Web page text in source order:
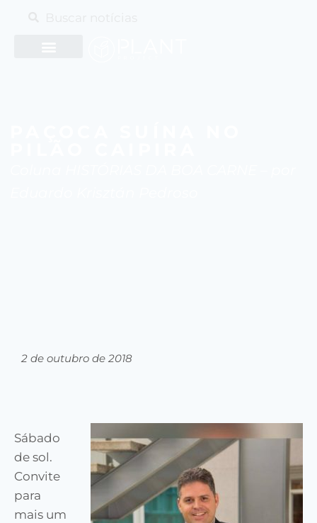
2 de outubro de 2018
Sábado
de sol.
Convite
para
mais um